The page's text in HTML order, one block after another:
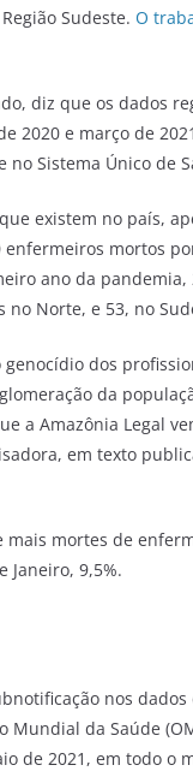
Sudeste. O
diz que os dados
2020 e março de
Sistema Único de
existem no país,
enfermeiros mortos
ano da
Norte, e 53, no
dos
da
a Amazônia Legal
em texto
mortes de
Janeiro, 9,5%.
nos
da Saúde
de 2021, em todo o